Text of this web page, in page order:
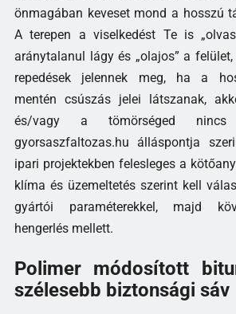
önmagában keveset mond a hosszú
A terepen a viselkedést Te is
aránytalanul lágy és „olajos” a
repedések jelennek meg, ha a
mentén csúszás jelei látszanak,
és/vagy a tömörséged
gyorsaszfaltozas.hu álláspontja
ipari projektekben felesleges a
klíma és üzemeltetés szerint kell
gyártói paraméterekkel, majd
hengerlés mellett.
Polimer módosított
szélesebb biztonsági sáv